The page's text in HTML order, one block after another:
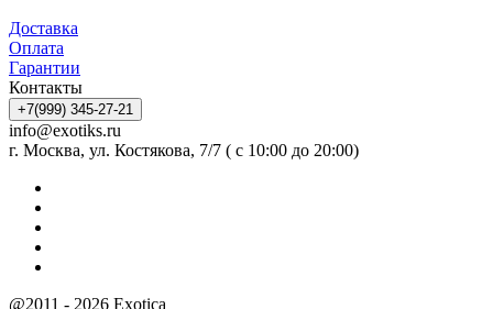
Доставка
Оплата
Гарантии
Контакты
+7(999) 345-27-21
info@exotiks.ru
г. Москва, ул. Костякова, 7/7 ( с 10:00 до 20:00)
@2011 - 2026 Exotica